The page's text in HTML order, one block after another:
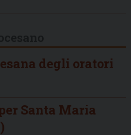
degli oratori
Santa Maria